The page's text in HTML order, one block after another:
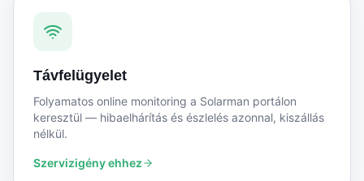
Távfelügyelet
Folyamatos online monitoring a Solarman portálon
keresztül — hibaelhárítás és észlelés azonnal, kiszállás
nélkül.
Szervizigény ehhez